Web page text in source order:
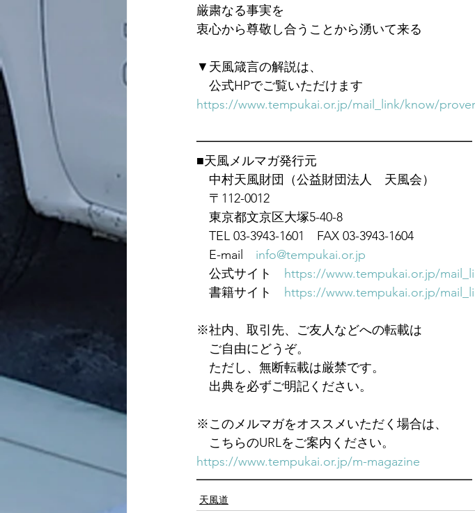
厳粛なる事実を
衷心から尊敬し合うことから湧いて来る
▼天風箴言の解説は、
公式HPでご覧いただけます
https://www.tempukai.or.jp/mail_link/know/
━━━━━━━━━━━━━━━━━━━━━━
■天風メルマガ発行元
中村天風財団（公益財団法人　天風会）
〒112-0012
東京都文京区大塚5-40-8
TEL 03-3943-1601　FAX 03-3943-1604
E-mail info@tempukai.or.jp
公式サイト https://www.tempukai.or.jp/
書籍サイト https://www.tempukai.or.jp/
※社内、取引先、ご友人などへの転載は
ご自由にどうぞ。
ただし、無断転載は厳禁です。
出典を必ずご明記ください。
※このメルマガをオススメいただく場合は、
こちらのURLをご案内ください。
https://www.tempukai.or.jp/m-magazine
━━━━━━━━━━━━━━━━━━━━━━
天風道